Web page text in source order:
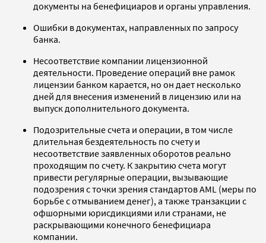
документы на бенефициаров и органы управления.
Ошибки в документах, направленных по запросу
банка.
Несоответствие компании лицензионной
деятельности. Проведение операций вне рамок
лицензии банком карается, но он дает несколько
дней для внесения изменений в лицензию или на
выпуск дополнительного документа.
Подозрительные счета и операции, в том числе
длительная бездеятельность по счету и
несоответствие заявленных оборотов реально
проходящим по счету. К закрытию счета могут
привести регулярные операции, вызывающие
подозрения с точки зрения стандартов AML (меры по
борьбе с отмыванием денег), а также транзакции с
офшорными юрисдикциями или странами, не
раскрывающими конечного бенефициара
компании.